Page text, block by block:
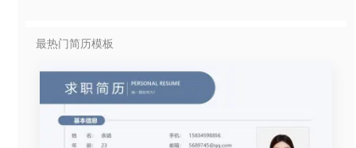
最热门简历模板